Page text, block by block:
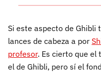
Si este aspecto de Ghibli
lances de cabeza a por
profesor. Es cierto que el
el de Ghibli, pero sí el